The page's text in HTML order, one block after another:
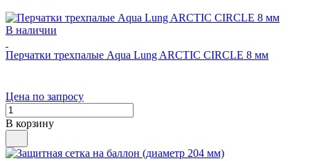
В наличии
Перчатки трехпалые Aqua Lung ARCTIC CIRCLE 8 мм
Цена по запросу
В корзину